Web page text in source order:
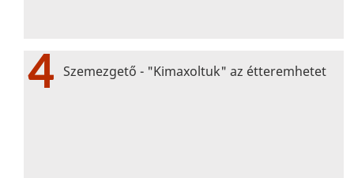
4 Szemezgető - "Kimaxoltuk" az étteremhetet